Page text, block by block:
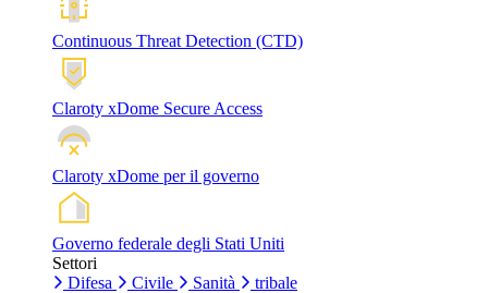
Continuous Threat Detection (CTD)
Claroty xDome Secure Access
Claroty xDome per il governo
Governo federale degli Stati Uniti
Settori
Difesa
Civile Sanità tribale